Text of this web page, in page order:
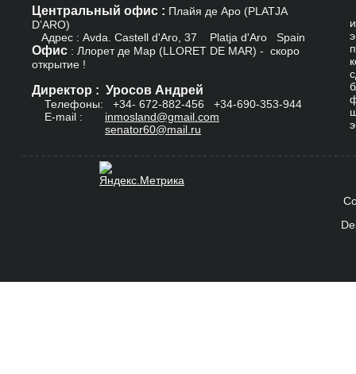
Центральный офис : Плайя де Аро (PLATJA
D’ARO)
Адрес : Avda. Castell d'Aro, 37 Platja d'Aro Spain
Офис : Ллорет де Мар (LLORET DE MAR) - скоро
открытие !
Директор : Уросов Андрей
Телефоны: +34- 672-882-456
+34-690-353-944
E-mail : inmosland@gmail.com
senator60@mail.ru